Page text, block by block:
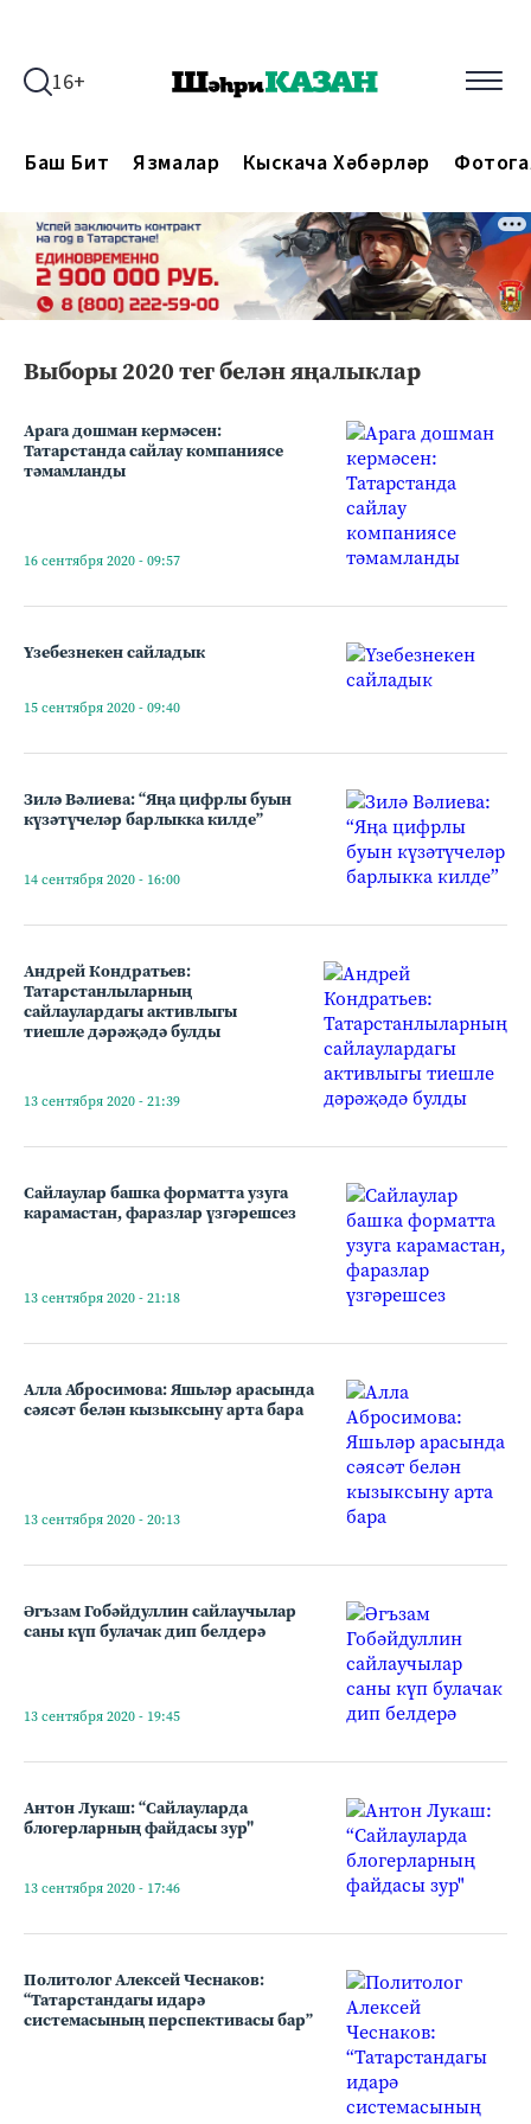
16+
Баш Бит Язмалар Кыскача Хәбәрләр
Выборы 2020 тег белән яңалыклар
Арага дошман кермәсен:
Татарстанда сайлау компаниясе
тәмамланды
16 сентября 2020 - 09:57
Үзебезнекен сайладык
15 сентября 2020 - 09:40
Зилә Вәлиева: “Яңа цифрлы буын
күзәтүчеләр барлыкка килде”
14 сентября 2020 - 16:00
Андрей Кондратьев:
Татарстанлыларның
сайлаулардагы активлыгы
тиешле дәрәҗәдә булды
13 сентября 2020 - 21:39
Сайлаулар башка форматта узуга
карамастан, фаразлар үзгәрешсез
13 сентября 2020 - 21:18
Алла Абросимова: Яшьләр арасында
сәясәт белән кызыксыну арта бара
13 сентября 2020 - 20:13
Әгъзам Гобәйдуллин сайлаучылар
саны күп булачак дип белдерә
13 сентября 2020 - 19:45
Антон Лукаш: “Сайлауларда
блогерларның файдасы зур"
13 сентября 2020 - 17:46
Политолог Алексей Чеснаков:
“Татарстандагы идарә
системасының перспективасы бар”